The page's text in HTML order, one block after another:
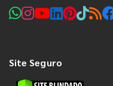
Site Seguro